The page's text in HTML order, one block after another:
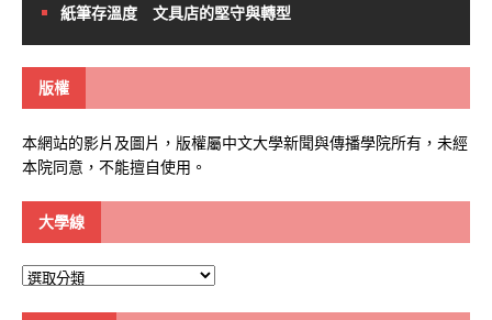
紙筆存溫度 文具店的堅守與轉型
版權
本網站的影片及圖片，版權屬中文大學新聞與傳播學院所有，未經
本院同意，不能擅自使用。
大學線
大